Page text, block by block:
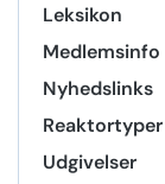
Leksikon
Medlemsinfo
Nyhedslinks
Reaktortyper
Udgivelser